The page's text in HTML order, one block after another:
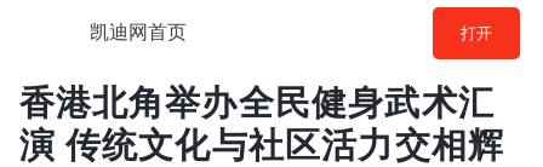
凯迪网首页 打开
香港北角举办全民健身武术汇
演 传统文化与社区活力交相辉